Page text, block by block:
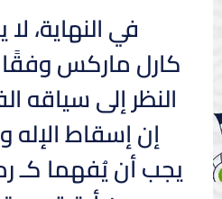
في النهاية،
كارل ماركس
النظر إلى سياقه
إن إسقاط الإله
يجب أن يُفهما كـ